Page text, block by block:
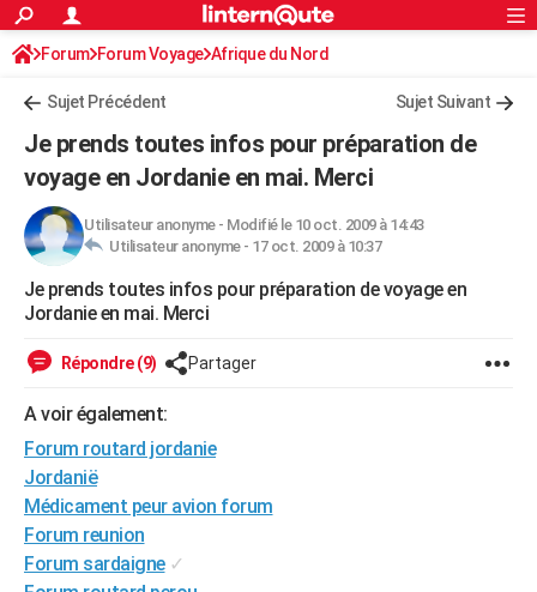
ACTUALITÉS
Politique
Société
Faits Divers
Education
Monde
Villes
+
FINANCE
Retraite
Impôts
Epargne
Immobilier
Risques naturels par ville
Banque
Assurance
Crédit
AUTO
Essais
Réserver un essai
Citadines
Berlines
SUV
Forum auto
HIGH-TECH
Mobiles
Meilleur smartphone
Internet
Ordinateurs
Jeux vidéo
Guide high-tech
+BRICOLAGE
Forum
Aménagement intérieur
Extérieur
Cuisine
Salle de bains
Jardinage
Rangement
WEEK-END
Guides de France
Escapades
Patrimoine
Expositions
Musées
Week-end nature
+LIFESTYLE
Art de vivre
Bien-être
Loisirs
Mode
Modes de vie
SANTE
Alimentation
Guide de la santé
Maladies
Médicaments
Sommeil
VOYAGE
Destinations
City break
Voyage nature
Voyage de noces
Forum
Climat
+PHOTO
S'inscrire
Connexion
Forum Forum Voyage Afrique du Nord
Sujet Précédent Sujet Suivant
Je prends toutes infos pour préparation de
voyage en Jordanie en mai. Merci
Utilisateur anonyme- Modifié le 10 oct. 2009 à 14:43
Utilisateur anonyme - 17 oct. 2009 à 10:37
Je prends toutes infos pour préparation de voyage en
Jordanie en mai. Merci
Répondre (9) Partager
A voir également:
Forum routard jordanie
Jordanië
Médicament peur avion forum
Forum reunion
Forum sardaigne ✓